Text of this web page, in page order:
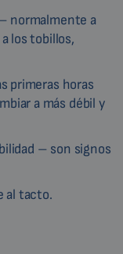
normalmente a
los tobillos,
primeras horas
a más débil y
– son signos
al tacto.